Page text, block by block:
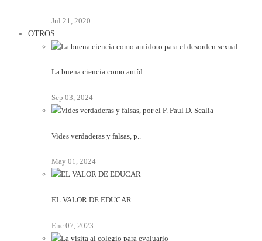
Jul 21, 2020
OTROS
La buena ciencia como antíd..
Sep 03, 2024
Vides verdaderas y falsas, p..
May 01, 2024
EL VALOR DE EDUCAR
Ene 07, 2023